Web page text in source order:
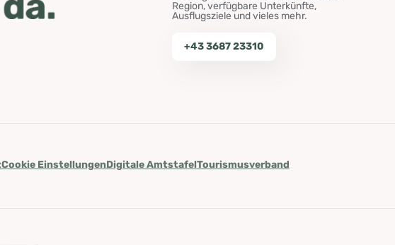
Region, verfügbare Unterkünfte,
Ausflugsziele und vieles mehr.
+43 3687 23310
Cookie EinstellungenDigitale AmtstafelTourismusverband